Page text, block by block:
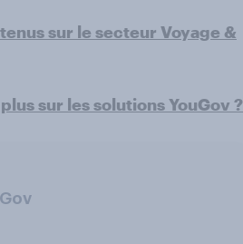
sur le secteur Voyage &
sur les solutions YouGov ?